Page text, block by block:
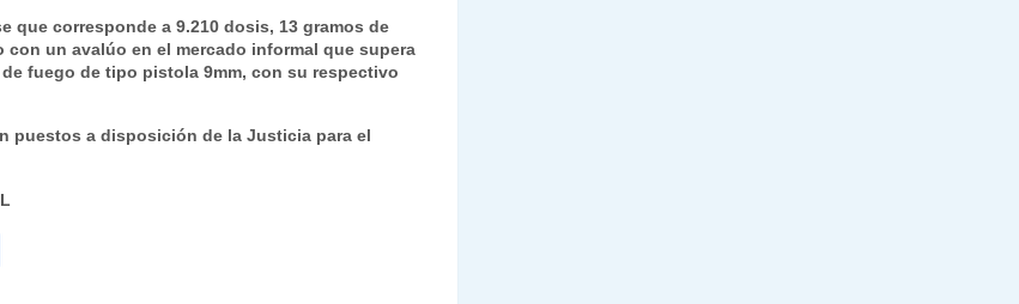
que corresponde a 9.210 dosis, 13 gramos de
un avalúo en el mercado informal que supera
fuego de tipo pistola 9mm, con su respectivo
puestos a disposición de la Justicia para el